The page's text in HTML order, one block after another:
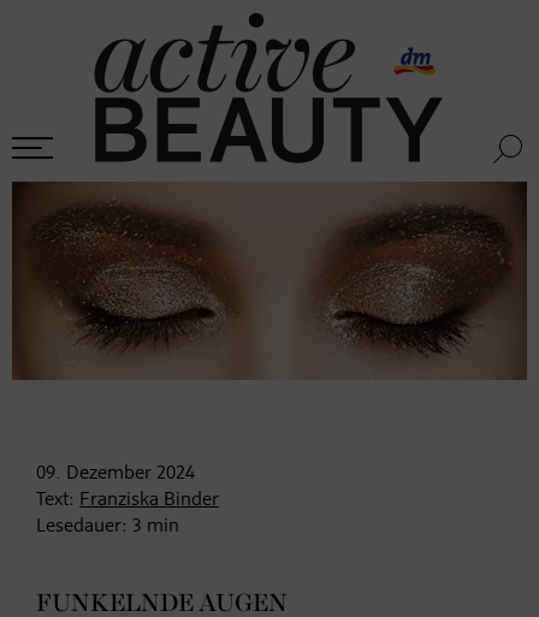
09. Dezember 2024
Text: Franziska Binder
Lesedauer: 3 min
FUNKELNDE AUGEN